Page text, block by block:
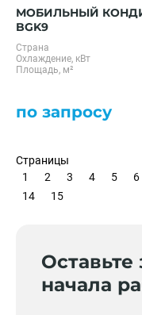
МОБИЛЬНЫЙ
BGK9
Страна
Охлаждение, кВт
Площадь, м²
по запросу
Страницы
1
2 3 4 5 6
14
15
Оставьте
начала